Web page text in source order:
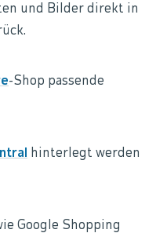
und Bilder direkt in
-Shop passende
hinterlegt werden
Google Shopping